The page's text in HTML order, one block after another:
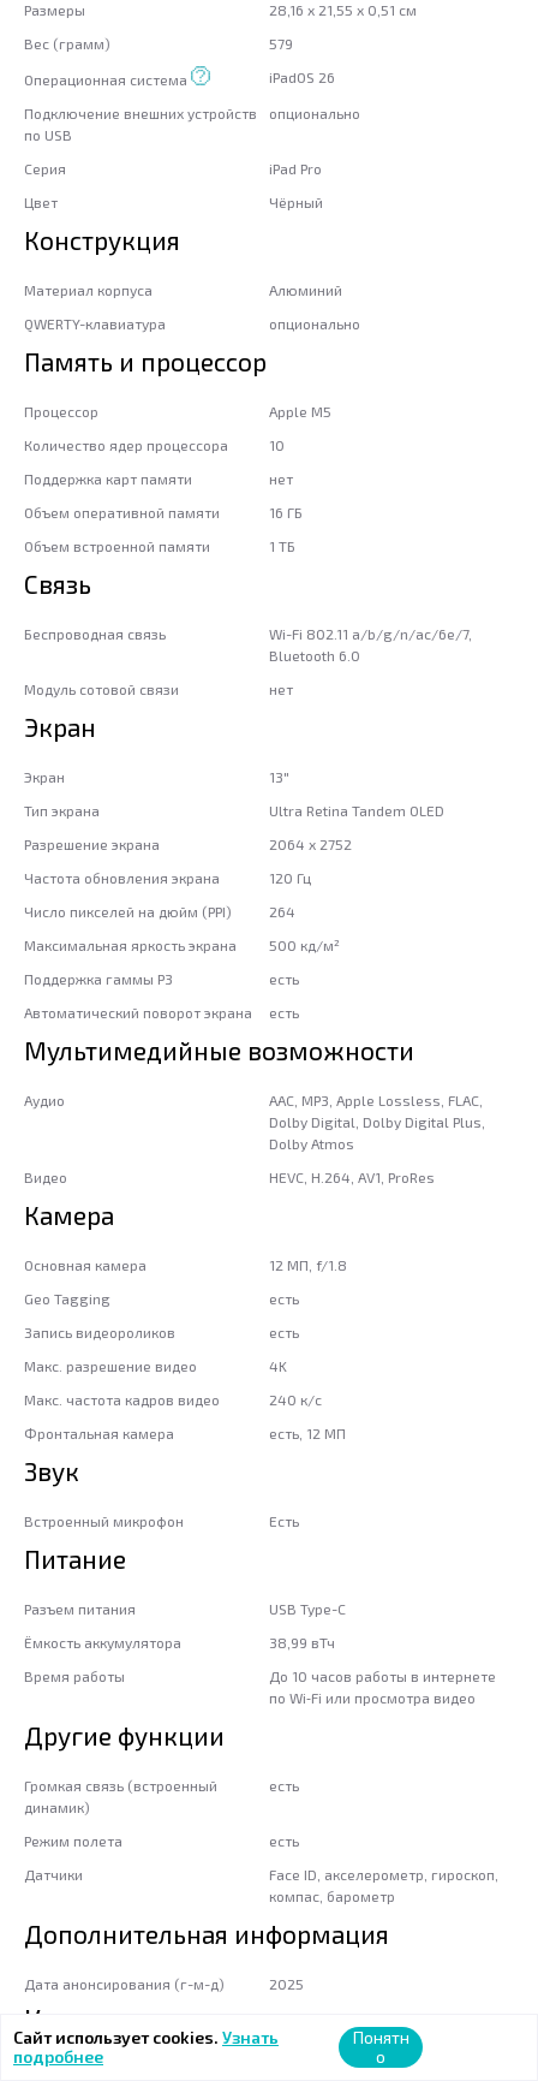
Размеры
28,16 x 21,55 x 0,51 см
Вес (грамм)
579
Операционная система iPadOS 26
Подключение внешних устройств
по USB
опционально
Серия
iPad Pro
Цвет
Чёрный
Конструкция
Материал корпуса
Алюминий
QWERTY-клавиатура
опционально
Память и процессор
Процессор
Apple M5
Количество ядер процессора
10
Поддержка карт памяти
нет
Объем оперативной памяти
16 ГБ
Объем встроенной памяти
1 ТБ
Связь
Беспроводная связь
Wi-Fi 802.11 a/b/g/n/ac/6e/7,
Bluetooth 6.0
Модуль сотовой связи
нет
Экран
Экран
13"
Тип экрана
Ultra Retina Tandem OLED
Разрешение экрана
2064 x 2752
Частота обновления экрана
120 Гц
Число пикселей на дюйм (PPI)
264
Максимальная яркость экрана
500 кд/м²
Поддержка гаммы P3
есть
Автоматический поворот экрана
есть
Мультимедийные возможности
Аудио
AAC, MP3, Apple Lossless, FLAC,
Dolby Digital, Dolby Digital Plus,
Dolby Atmos
Видео
HEVC, H.264, AV1, ProRes
Камера
Основная камера
12 МП, f/1.8
Geo Tagging
есть
Запись видеороликов
есть
Макс. разрешение видео
4K
Макс. частота кадров видео
240 к/с
Фронтальная камера
есть, 12 МП
Звук
Встроенный микрофон Есть
Питание
Разъем питания
USB Type-C
Ёмкость аккумулятора
38,99 вТч
Время работы
До 10 часов работы в интернете
по Wi‑Fi или просмотра видео
Другие функции
Громкая связь (встроенный
динамик)
есть
Режим полета
есть
Датчики
Face ID, акселерометр, гироскоп,
компас, барометр
Дополнительная информация
Дата анонсирования (г-м-д) 2025
Комплектация
Сайт использует cookies. Узнать
подробнее
Понятн
о